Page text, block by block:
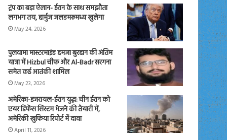
ट्रंप का बड़ा ऐलान- ईरान के साथ समझौता
लगभग तय, हार्मुज जलडमरूमध्य खुलेगा
May 24, 2026
पुलवामा मास्टरमाइंड हमजा बुरहान की अंतिम
यात्रा में Hizbul चीफ और Al-Badr सरगना
समेत कई आतंकी शामिल
May 23, 2026
अमेरिका-इजरायल-ईरान युद्ध: चीन ईरान को
एयर डिफेंस सिस्टम भेजने की तैयारी में,
अमेरिकी खुफिया रिपोर्ट में दावा
April 11, 2026